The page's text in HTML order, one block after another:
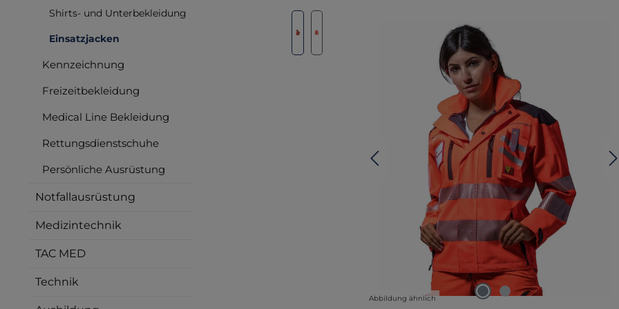
Shirts- und Unterbekleidung
Einsatzjacken
Kennzeichnung
Freizeitbekleidung
Medical Line Bekleidung
Rettungsdienstschuhe
Persönliche Ausrüstung
Notfallausrüstung
Medizintechnik
TAC MED
Technik
Bildergalerie überspringen
Abbildung ähnlich